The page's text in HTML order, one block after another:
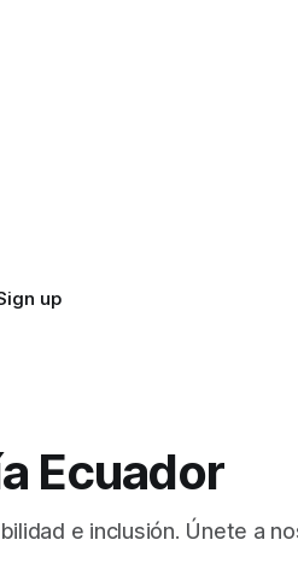
up
Ecuador
e inclusión. Únete a